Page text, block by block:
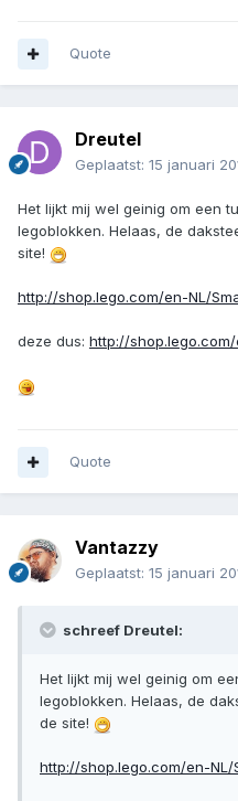
Quote
Dreutel
Geplaatst: 15 januari
Het lijkt mij wel geinig om een
legoblokken. Helaas, de
site!
http://shop.lego.com/en-NL/
deze dus: http://shop.lego.com/
Quote
Vantazzy
Geplaatst: 15 januari
schreef Dreutel:
Het lijkt mij wel geinig om
legoblokken. Helaas, de
de site!
http://shop.lego.com/en-NL/